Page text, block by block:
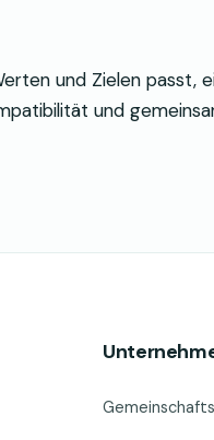
und Zielen passt,
und